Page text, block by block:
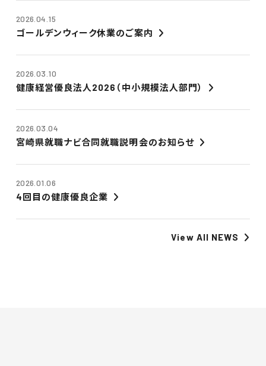
2026.04.15
ゴールデンウィーク休業のご案内
2026.03.10
健康経営優良法人2026（中小規模法人部門）
2026.03.04
宮崎県就職ナビ合同就職説明会のお知らせ
2026.01.06
4回目の健康優良企業
View All NEWS